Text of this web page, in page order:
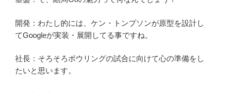
開発：わたし的には、ケン・トンプソンが原型を設計し
てGoogleが実装・展開してる事ですね。
社長：そろそろボウリングの試合に向けて心の準備をし
たいと思います。